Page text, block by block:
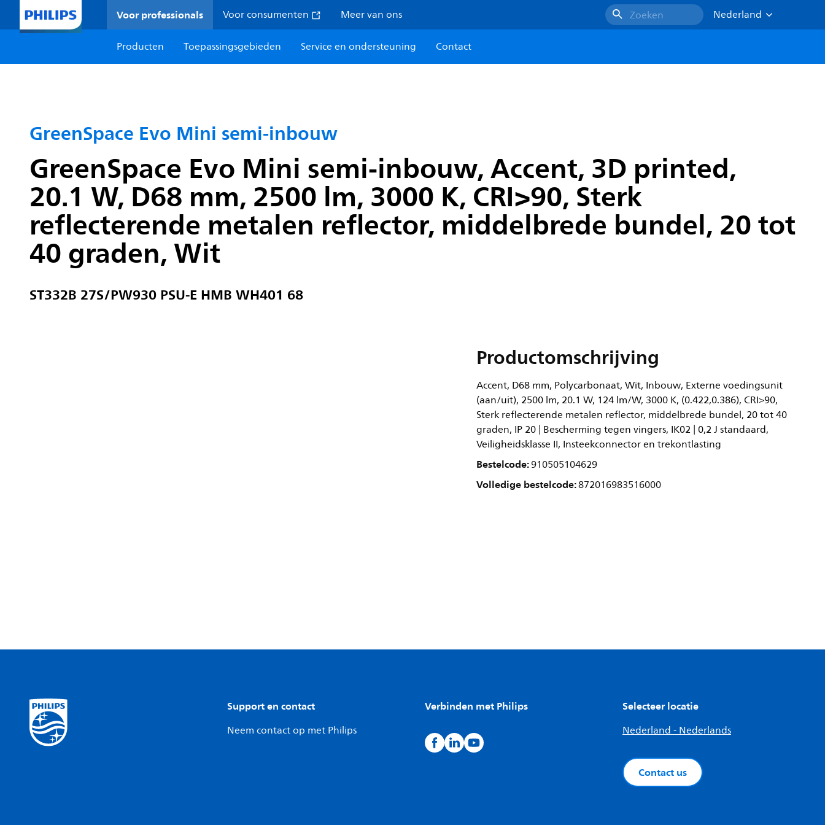
Voor professionals Voor consumenten Meer van ons Zoeken
Nederland
Producten
Toepassingsgebieden Service en ondersteuning Contact
GreenSpace Evo Mini semi-inbouw
GreenSpace Evo Mini semi-inbouw, Accent, 3D printed,
20.1 W, D68 mm, 2500 lm, 3000 K, CRI>90, Sterk
reflecterende metalen reflector, middelbrede bundel, 20 tot
40 graden, Wit
ST332B 27S/PW930 PSU-E HMB WH401 68
Productomschrijving
Accent, D68 mm, Polycarbonaat, Wit, Inbouw, Externe voedingsunit
(aan/uit), 2500 lm, 20.1 W, 124 lm/W, 3000 K, (0.422,0.386), CRI>90,
Sterk reflecterende metalen reflector, middelbrede bundel, 20 tot 40
graden, IP 20 | Bescherming tegen vingers, IK02 | 0,2 J standaard,
Veiligheidsklasse II, Insteekconnector en trekontlasting
Bestelcode:910505104629
Volledige bestelcode:872016983516000
Support en contact
Neem contact op met Philips
Verbinden met Philips Selecteer locatie
Nederland - Nederlands
Contact us